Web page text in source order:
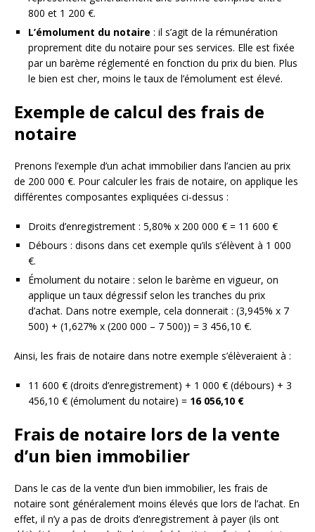
800 et 1 200 €.
L’émolument du notaire : il s’agit de la rémunération
proprement dite du notaire pour ses services. Elle est fixée
par un barème réglementé en fonction du prix du bien. Plus
le bien est cher, moins le taux de l’émolument est élevé.
Exemple de calcul des frais de
notaire
Prenons l’exemple d’un achat immobilier dans l’ancien au prix
de 200 000 €. Pour calculer les frais de notaire, on applique les
différentes composantes expliquées ci-dessus :
Droits d’enregistrement : 5,80% x 200 000 € = 11 600 €
Débours : disons dans cet exemple qu’ils s’élèvent à 1 000
€.
Émolument du notaire : selon le barème en vigueur, on
applique un taux dégressif selon les tranches du prix
d’achat. Dans notre exemple, cela donnerait : (3,945% x 7
500) + (1,627% x (200 000 – 7 500)) = 3 456,10 €.
Ainsi, les frais de notaire dans notre exemple s’élèveraient à :
11 600 € (droits d’enregistrement) + 1 000 € (débours) + 3
456,10 € (émolument du notaire) = 16 056,10 €
Frais de notaire lors de la vente
d’un bien immobilier
Dans le cas de la vente d’un bien immobilier, les frais de
notaire sont généralement moins élevés que lors de l’achat. En
effet, il n’y a pas de droits d’enregistrement à payer (ils ont